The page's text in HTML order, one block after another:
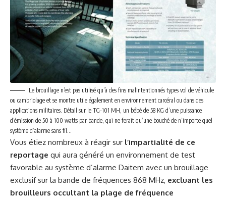
Le brouillage n’est pas utilisé qu’à des fins malintentionnés types vol de véhicule
ou cambriolage et se montre utile également en environnement carcéral ou dans des
applications militaires. Détail sur le TG-101 MH, un bébé de 58 KG d’une puissance
d’émission de 50 à 100 watts par bande, qui ne ferait qu’une bouché de n’importe quel
système d’alarme sans fil…
Vous étiez nombreux à réagir sur l’impartialité de ce
reportage qui aura généré un environnement de test
favorable au système d’alarme Daitem avec un brouillage
exclusif sur la bande de fréquences 868 MHz, excluant les
brouilleurs occultant la plage de fréquence